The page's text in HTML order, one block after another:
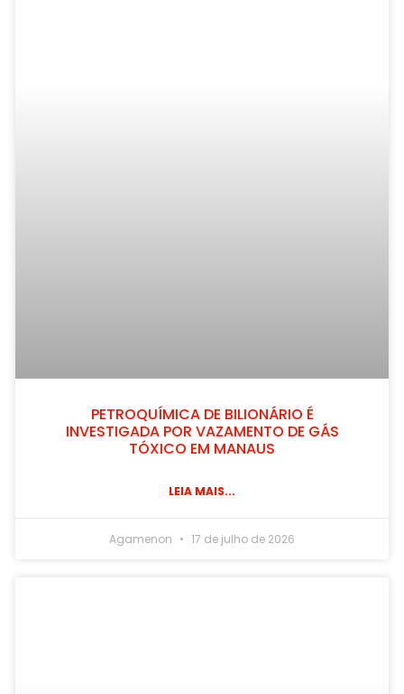
PETROQUÍMICA DE BILIONÁRIO É
INVESTIGADA POR VAZAMENTO DE GÁS
TÓXICO EM MANAUS
LEIA MAIS...
Agamenon 17 de julho de 2026